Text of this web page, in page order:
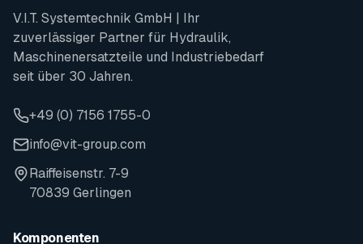
V.I.T. Systemtechnik GmbH | Ihr
zuverlässiger Partner für Hydraulik,
Maschinenersatzteile und Industriebedarf
seit über 30 Jahren.
+49 (0) 7156 1755-0
info@vit-group.com
Raiffeisenstr. 7-9
70839 Gerlingen
Komponenten